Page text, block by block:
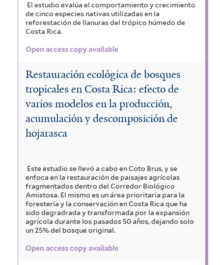
El estudio evalúa el comportamiento y crecimiento
de cinco especies nativas utilizadas en la
reforestación de llanuras del trópico húmedo de
Costa Rica.
Open access copy available
Restauración ecológica de bosques
tropicales en Costa Rica: efecto de
varios modelos en la producción,
acumulación y descomposición de
hojarasca
Este estudio se llevó a cabo en Coto Brus, y se
enfoca en la restauración de paisajes agrícolas
fragmentados dentro del Corredor Biológico
Amistosa. El mismo es un área prioritaria para la
forestería y la conservación en Costa Rica que ha
sido degradrada y transformada por la expansión
agrícola durante los pasados 50 años, dejando solo
un 25% del bosque original.
Open access copy available